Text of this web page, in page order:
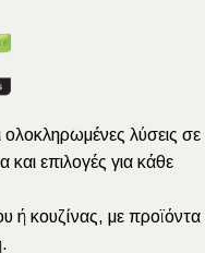
λύσεις σε
και επιλογές για κάθε
ή κουζίνας, με προϊόντα